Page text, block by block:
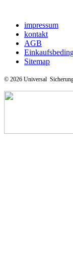
impressum
kontakt
AGB
Sitemap
© 2026 Universal